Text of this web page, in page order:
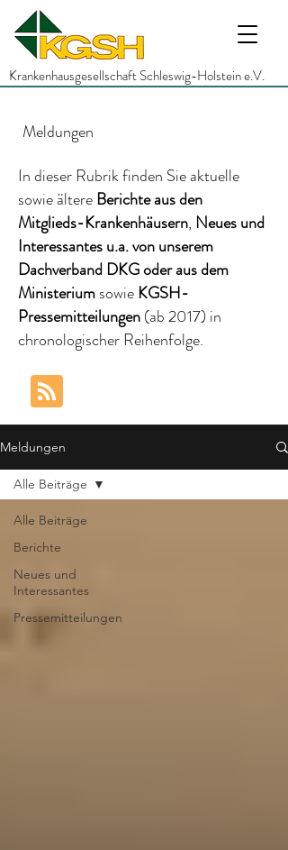
Krankenhausgesellschaft Schleswig-Holstein e.V.
Meldungen
In dieser Rubrik finden Sie aktuelle
sowie ältereBerichteaus den
Mitglieds-Krankenhäusern, Neues und
Interessantesu.a.von unserem
Dachverband DKGoder aus dem
MinisteriumsowieKGSH-
Pressemitteilungen(ab 2017) in
chronologischer Reihenfolge.
Meldungen
Alle Beiträge
Berichte
Neues und
Interessantes
Pressemitteilungen
Alle Beiträge